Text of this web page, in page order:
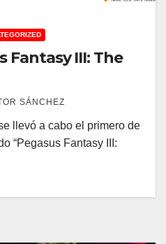
Fantasy III: The
SÁNCHEZ
llevó a cabo el primero de
“Pegasus Fantasy III: